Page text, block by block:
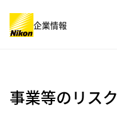
企業情報
事業等のリスク